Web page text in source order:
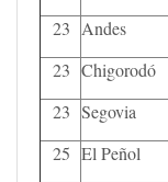
23 Andes
23 Chigorodó
23 Segovia
25 El Peñol